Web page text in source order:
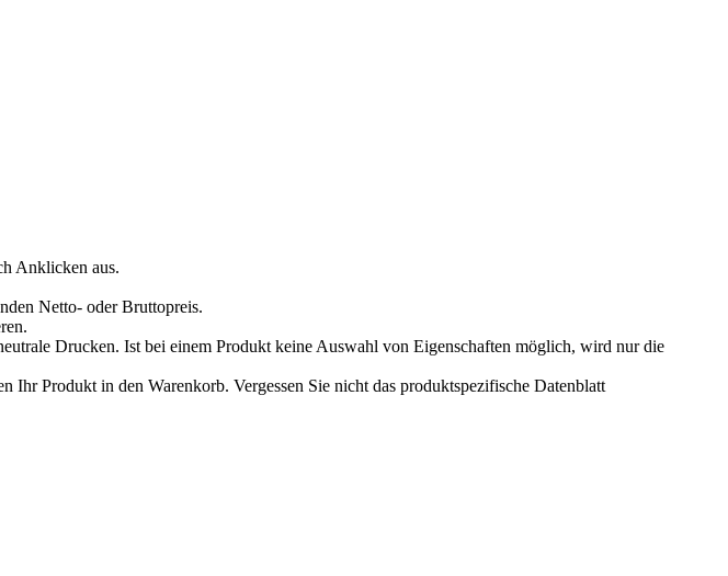
Anklicken aus.
Netto- oder Bruttopreis.
Drucken. Ist bei einem Produkt keine Auswahl von Eigenschaften möglich, wird nur die
Ihr Produkt in den Warenkorb. Vergessen Sie nicht das produktspezifische Datenblatt